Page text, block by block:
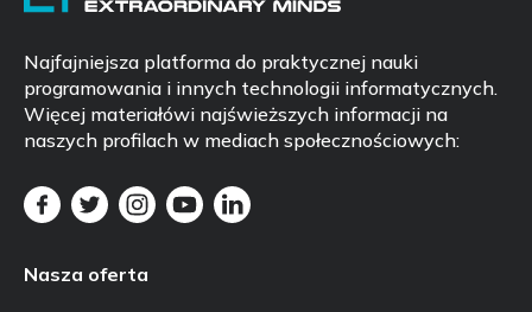
Najfajniejsza platforma do praktycznej nauki
programowania i innych technologii informatycznych.
Więcej materiałówi najświeższych informacji na
naszych profilach w mediach społecznościowych:
Nasza oferta